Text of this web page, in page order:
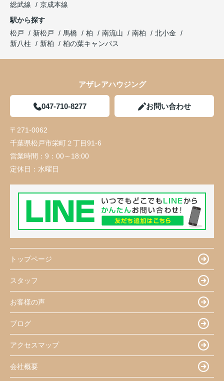
総武線
京成本線
駅から探す
松戸
新松戸 馬橋 柏 南流山 南柏
北小金
新八柱
新柏 柏の葉キャンパス
アザレアハウジング
047-710-8277 お問い合わせ
〒271-0062
千葉県松戸市栄町２丁目91-6
営業時間： 9：00～18:00
定休日： 水曜日
トップページ
スタッフ
お客様の声
ブログ
アクセスマップ
会社概要